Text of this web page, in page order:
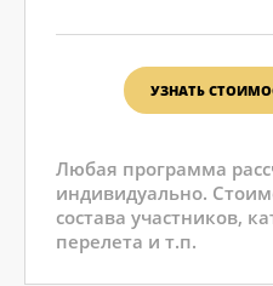
УЗНАТЬ
Любая программа
индивидуально.
состава участников,
перелета и т.п.